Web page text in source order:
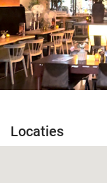
Locaties